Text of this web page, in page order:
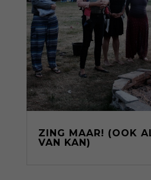
ZING MAAR! (OOK
VAN KAN)